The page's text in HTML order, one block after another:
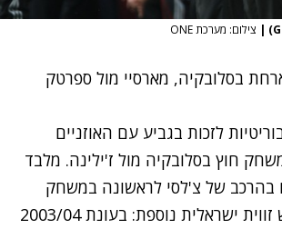
| צילום: מערכת ONE
בסלובקיה, מארסיי מול ספרטק
לזכות בגביע עם האוזניים
חוץ בסלובקיה מול ז'ילינה. מלבד
בהרכב של צ'לסי לראשונה במשחק
רשמי, למשחק יש זווית ישראלית נוספת: בעונת 2003/04